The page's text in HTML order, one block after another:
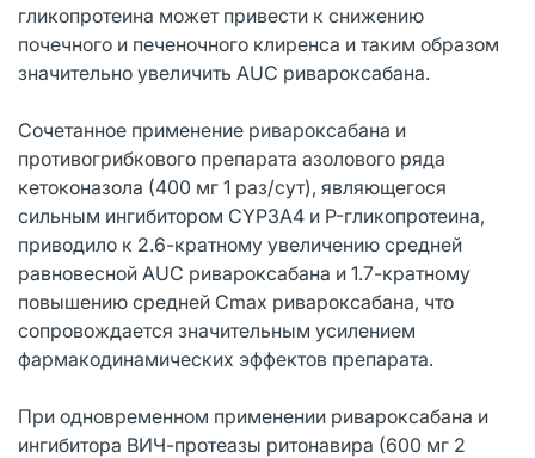
гликопротеина может привести к снижению
почечного и печеночного клиренса и таким образом
значительно увеличить AUC ривароксабана.
Сочетанное применение ривароксабана и
противогрибкового препарата азолового ряда
кетоконазола (400 мг 1 раз/сут), являющегося
сильным ингибитором CYP3A4 и P-гликопротеина,
приводило к 2.6-кратному увеличению средней
равновесной AUC ривароксабана и 1.7-кратному
повышению средней Cmax ривароксабана, что
сопровождается значительным усилением
фармакодинамических эффектов препарата.
При одновременном применении ривароксабана и
ингибитора ВИЧ-протеазы ритонавира (600 мг 2